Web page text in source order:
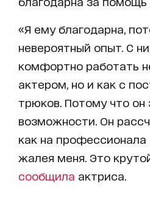
«Я ему благодарна,
невероятный опыт. С
комфортно работать
актером, но и как с
трюков. Потому что он
возможности. Он
как на профессионала
жалея меня. Это
сообщила актриса.